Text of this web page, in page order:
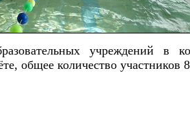
учреждений в
общее количество участников